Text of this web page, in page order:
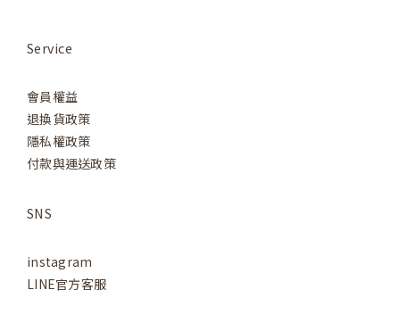
Service
會員權益
退換貨政策
隱私權政策
付款與運送政策
SNS
instagram
LINE官方客服